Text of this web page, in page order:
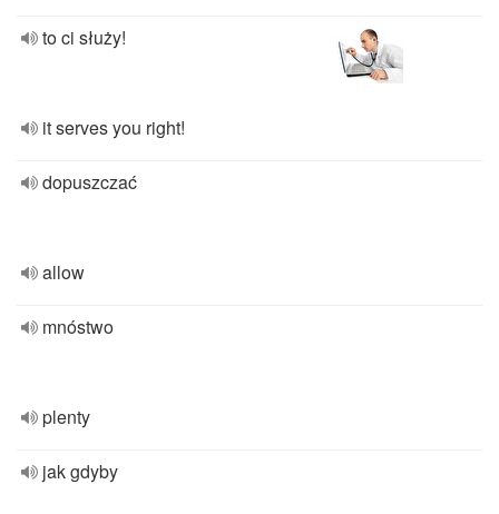
to ci służy!
it serves you right!
dopuszczać
allow
mnóstwo
plenty
jak gdyby